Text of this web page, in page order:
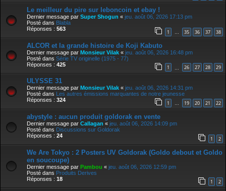
Le meilleur du pire sur leboncoin et ebay !
Dernier message par Super Shogun « jeu. août 06, 2026 17:13 pm
Posté dans Blabla
Réponses : 563 1 … 35 36 37 38
ALCOR et la grande histoire de Koji Kabuto
Dernier message par Monsieur Vilak « jeu. août 06, 2026 16:48 pm
Posté dans Série TV originelle (1975 - 77)
Réponses : 425 1 26 27 28 29
ULYSSE 31
Dernier message par Monsieur Vilak « jeu. août 06, 2026 14:31 pm
Posté dans
Les autres émissions marquantes de notre jeunesse
Réponses : 324 1 … 19 20 21 22
abystyle : aucun produit goldorak en vente
Dernier message par Callagan « jeu. août 06, 2026 14:09 pm
Posté dans Discussions sur Goldorak
Réponses : 24 1 2
We Are Tokyo : 2 Posters UV Goldorak (Goldo debout et Goldo
en soucoupe)
Dernier message par Pambou « jeu. août 06, 2026 12:59 pm
Posté dans Produits Derives
Réponses : 18 1 2